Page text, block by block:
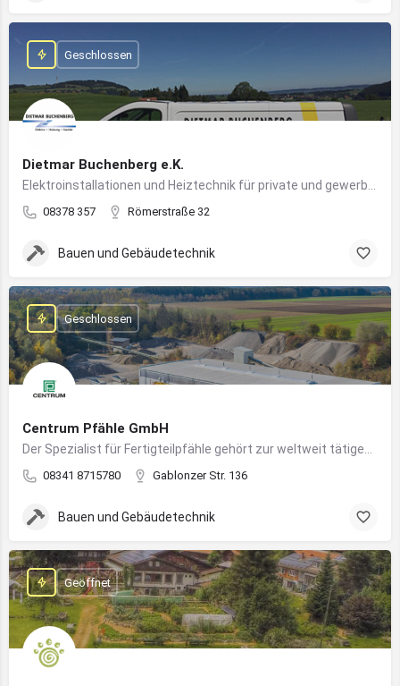
Dietmar Buchenberg e.K.
08378 357 Römerstraße 32
Geschlossen
Bauen und Gebäudetechnik
Centrum Pfähle GmbH
08341 8715780 Gablonzer Str. 136
Geschlossen
Bauen und Gebäudetechnik
Geöffnet